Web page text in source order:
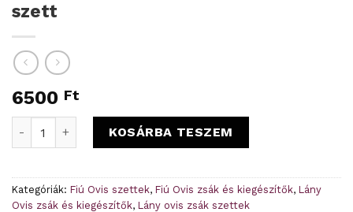
szett
6500 Ft
Csibe és kacsa - Piros - Ovis zsák szett mennyiség
KOSÁRBA TESZEM
Kategóriák: Fiú Ovis szettek, Fiú Ovis zsák és kiegészítők, Lány
Ovis zsák és kiegészítők, Lány ovis zsák szettek